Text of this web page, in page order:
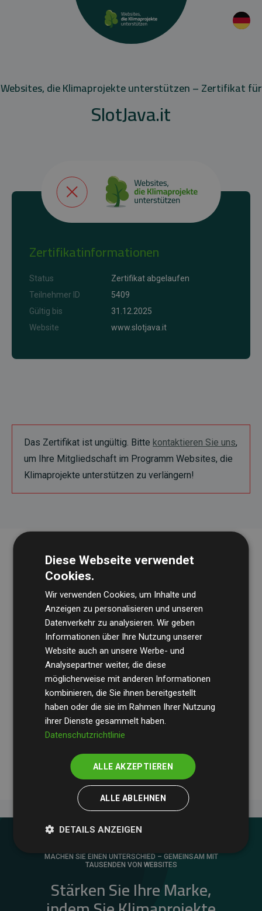
Websites, die Klimaprojekte unterstützen – Zertifikat für
SlotJava.it
Zertifikatinformationen
Status
Zertifikat abgelaufen
Teilnehmer ID
5409
Gültig bis
31.12.2025
Website
www.slotjava.it
Das Zertifikat ist ungültig. Bitte kontaktieren Sie uns,
um Ihre Mitgliedschaft im Programm Websites, die
Klimaprojekte unterstützen zu verlängern!
Die Wirtschaftsprüfungsgesellschaft BDOüberprüft
regelmäßig unsere Berechnungen und Methodik, um
Transparenz und Verlässlichkeit sicherzustellen.
Ihre Prüfungen belegen, dass unsere Investitionen in
Klimaschutzprojekte im Durchschnitt200 % der
geschätzten CO₂-Emissionender teilnehmenden
Websites kompensieren – ein klarer Nachweis für die
messbare Klimawirkung unseres Ansatzes.
MACHEN SIE EINEN UNTERSCHIED – GEMEINSAM MIT
TAUSENDEN VON WEBSITES
Stärken Sie Ihre Marke,
Diese Webseite verwendet
Cookies.
Wir verwenden Cookies, um Inhalte und
Anzeigen zu personalisieren und unseren
Datenverkehr zu analysieren. Wir geben
Informationen über Ihre Nutzung unserer
Website auch an unsere Werbe- und
Analysepartner weiter, die diese
möglicherweise mit anderen Informationen
kombinieren, die Sie ihnen bereitgestellt
haben oder die sie im Rahmen Ihrer Nutzung
ihrer Dienste gesammelt haben.
Datenschutzrichtlinie
ALLE AKZEPTIEREN
ALLE ABLEHNEN
DETAILS ANZEIGEN